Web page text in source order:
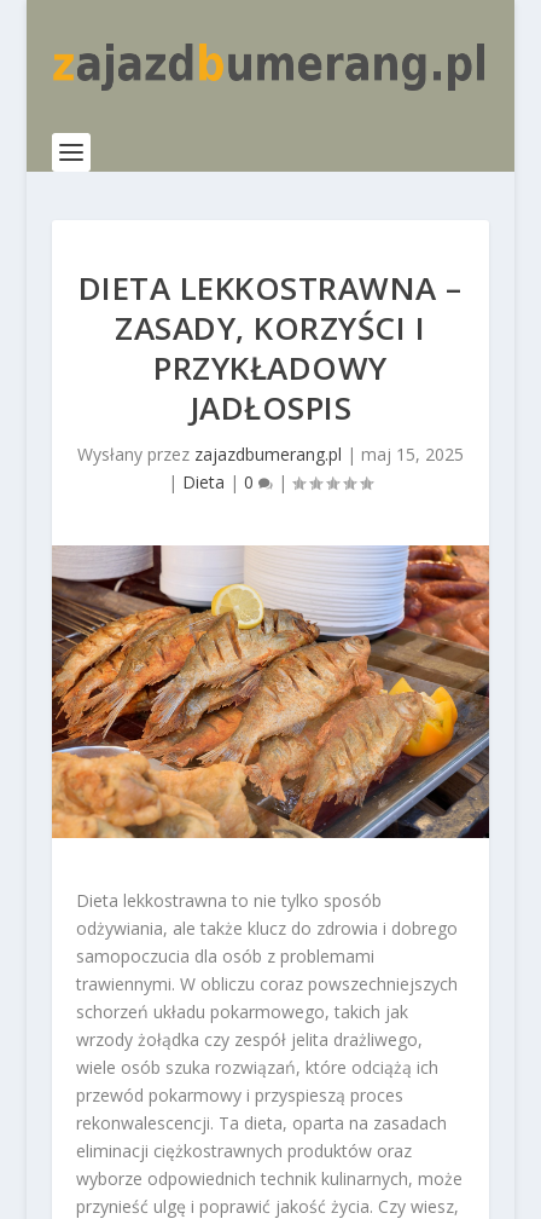
DIETA LEKKOSTRAWNA –
ZASADY, KORZYŚCI I
PRZYKŁADOWY
JADŁOSPIS
Wysłany przez zajazdbumerang.pl | maj 15, 2025
| Dieta |0 |
Dieta lekkostrawna to nie tylko sposób
odżywiania, ale także klucz do zdrowia i dobrego
samopoczucia dla osób z problemami
trawiennymi. W obliczu coraz powszechniejszych
schorzeń układu pokarmowego, takich jak
wrzody żołądka czy zespół jelita drażliwego,
wiele osób szuka rozwiązań, które odciążą ich
przewód pokarmowy i przyspieszą proces
rekonwalescencji. Ta dieta, oparta na zasadach
eliminacji ciężkostrawnych produktów oraz
wyborze odpowiednich technik kulinarnych, może
przynieść ulgę i poprawić jakość życia. Czy wiesz,